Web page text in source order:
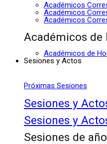
Académicos
Académicos
Académicos
Académicos de
Académicos de
Sesiones y Actos
Próximas Sesiones
Sesiones y
Sesiones y
Sesiones de